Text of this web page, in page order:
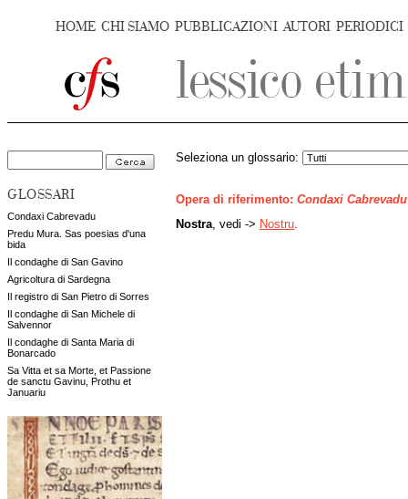
HOME CHI SIAMO PUBBLICAZIONI AUTORI PERIODICI
GLOSSARI
Condaxi Cabrevadu
Predu Mura. Sas poesias d'una
bida
Il condaghe di San Gavino
Agricoltura di Sardegna
Il registro di San Pietro di Sorres
Il condaghe di San Michele di
Salvennor
Il condaghe di Santa Maria di
Bonarcado
Sa Vitta et sa Morte, et Passione
de sanctu Gavinu, Prothu et
Januariu
Seleziona un glossario:
Opera di riferimento: Condaxi Cabrevadu
Nostra , vedi -> Nostru